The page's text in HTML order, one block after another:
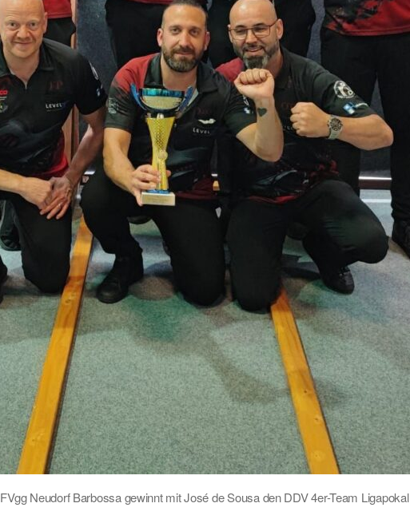
FVgg Neudorf Barbossa gewinnt mit José de Sousa den DDV 4er-Team Ligapokal